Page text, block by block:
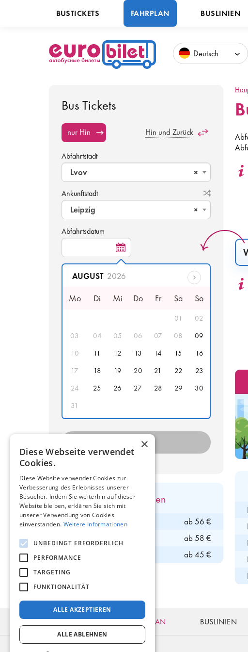
BUSTICKETS FAHRPLAN BUSLINIEN
Deutsch
Bus Tickets
nur Hin Hin und Zurück
Abfahrtstadt
×
Lvov
Ankunftstadt
×
Leipzig
Abfahrtsdatum
AUGUST 2026
Mo Di Mi Do Fr Sa So
01
02
03
04 05 06 07 08
09
10
11 12 13 14 15
16
17
18 19 20 21 22
23
24
25 26 27 28 29
30
31
Direkte Busverbindungen
Bus nach Kaliningrad
ab 56 €
ab 58 €
Bus nach Kiew
ab 45 €
BUSTICKETS FAHRPLAN BUSLINIEN
×
Diese Webseite verwendet
Cookies.
Diese Website verwendet Cookies zur
Verbesserung des Erlebnisses unserer
Besucher. Indem Sie weiterhin auf dieser
Website bleiben, erklären Sie sich mit
unserer Verwendung von Cookies
einverstanden. Weitere Informationen
UNBEDINGT ERFORDERLICH
PERFORMANCE
TARGETING
FUNKTIONALITÄT
ALLE AKZEPTIEREN
ALLE ABLEHNEN